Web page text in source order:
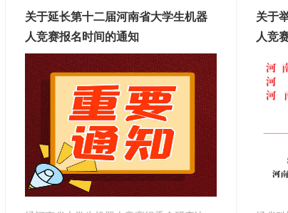
关于延长第十二届河南省大学生机器
人竞赛报名时间的通知
关于
人竞